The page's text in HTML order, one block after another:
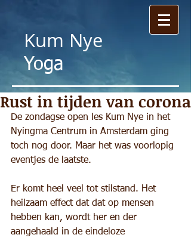
Kum Nye
Yoga
Rust in tijden van corona
De zondagse open les Kum Nye in het
Nyingma Centrum in Amsterdam ging
toch nog door. Maar het was voorlopig
eventjes de laatste.
Er komt heel veel tot stilstand. Het
heilzaam effect dat dat op mensen
hebben kan, wordt her en der
aangehaald in de eindeloze